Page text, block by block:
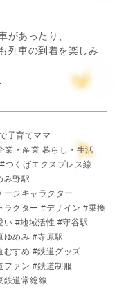
があったり、
列車の到着を楽しみ
子育てママ
業・産業 暮らし・生活
つくばエクスプレス線
み野駅
ージキャラクター
ラクター
デザイン
乗換
い
地域活性
守谷駅
ゆめみ
寺原駅
むすめ
鉄道グッズ
ファン
鉄道制服
鉄道常総線